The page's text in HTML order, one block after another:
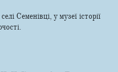
Семенівці, у музеї історії